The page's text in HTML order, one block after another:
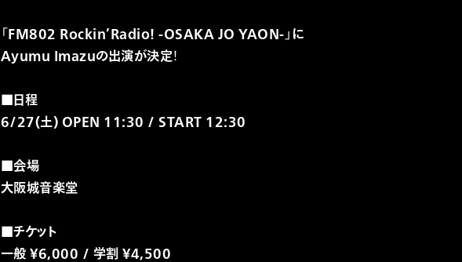
「FM802 Rockin’Radio! -OSAKA JO YAON-」に
Ayumu Imazuの出演が決定！
■日程
6/27(土) OPEN 11:30 / START 12:30
■会場
大阪城音楽堂
■チケット
一般 ￥6,000 / 学割 ￥4,500